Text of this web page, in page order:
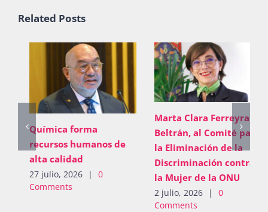
Related Posts
Química forma
recursos humanos de
alta calidad
27 julio, 2026 |
0
Comments
Marta Clara Ferreyra
Beltrán, al Comité para
la Eliminación de la
Discriminación contra
la Mujer de la ONU
2 julio, 2026 |
0
Comments